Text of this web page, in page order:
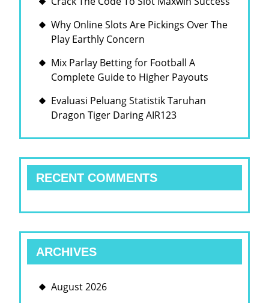
Why Online Slots Are Pickings Over The
Play Earthly Concern
Mix Parlay Betting for Football A
Complete Guide to Higher Payouts
Evaluasi Peluang Statistik Taruhan
Dragon Tiger Daring AIR123
RECENT COMMENTS
ARCHIVES
August 2026